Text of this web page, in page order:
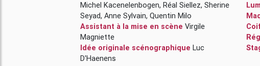
Michel Kacenelenbogen, Réal Siellez, Sherine
Seyad, Anne Sylvain, Quentin Milo
Assistant à la mise en scène Virgile
Magniette
Idée originale scénographique Luc
D'Haenens